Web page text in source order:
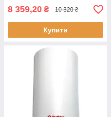
8 359,20 ₴ 10 320 ₴
Купити